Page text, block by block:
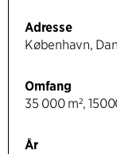
Adresse
København,
Omfang
35 000 m²,
År